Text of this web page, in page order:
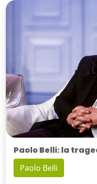
Paolo Belli: la
Paolo Belli